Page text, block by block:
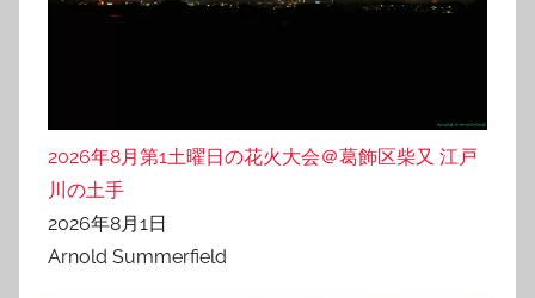
2026年8月第1土曜日の花火大会＠葛飾区柴又 江戸
川の土手
2026年8月1日
Arnold Summerfield